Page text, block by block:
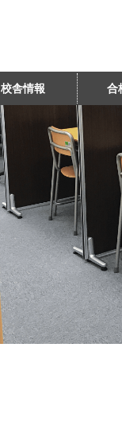
校舎情報 合